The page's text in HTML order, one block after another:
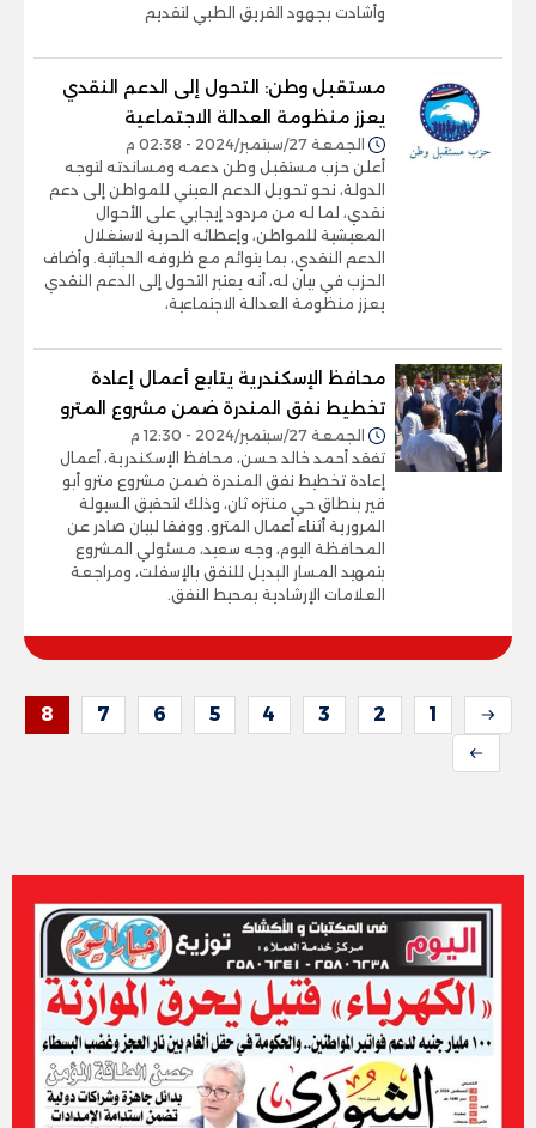
وأشادت بجهود الفريق الطبي لتقديم
مستقبل وطن: التحول إلى الدعم النقدي
يعزز منظومة العدالة الاجتماعية
الجمعة 27/سبتمبر/2024 - 02:38 م
أعلن حزب مستقبل وطن دعمه ومساندته لتوجه
الدولة، نحو تحويل الدعم العيني للمواطن إلى دعم
نقدي، لما له من مردود إيجابي على الأحوال
المعيشية للمواطن، وإعطائه الحرية لاستغلال
الدعم النقدي، بما يتوائم مع ظروفه الحياتية. وأضاف
الحزب في بيان له، أنه يعتبر التحول إلى الدعم النقدي
يعزز منظومة العدالة الاجتماعية،
محافظ الإسكندرية يتابع أعمال إعادة
تخطيط نفق المندرة ضمن مشروع المترو
الجمعة 27/سبتمبر/2024 - 12:30 م
تفقد أحمد خالد حسن، محافظ الإسكندرية، أعمال
إعادة تخطيط نفق المندرة ضمن مشروع مترو أبو
قير بنطاق حي منتزه ثان، وذلك لتحقيق السيولة
المرورية أثناء أعمال المترو. ووفقا لبيان صادر عن
المحافظة اليوم، وجه سعيد، مسئولي المشروع
بتمهيد المسار البديل للنفق بالإسفلت، ومراجعة
العلامات الإرشادية بمحيط النفق.
1
2
3
4
5
6
7
8